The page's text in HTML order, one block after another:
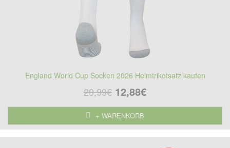
England World Cup Socken 2026 Heimtrikotsatz kaufen
20,99€ 12,88€
+ WARENKORB